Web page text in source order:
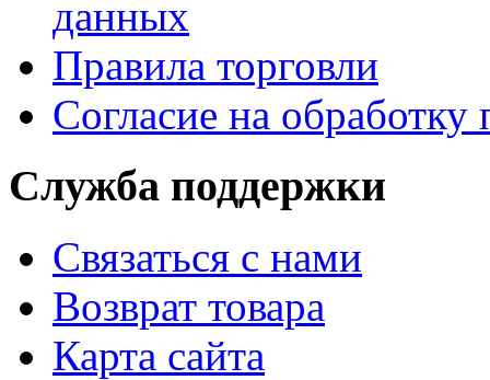
данных
Правила торговли
Согласие на
Служба поддержки
Связаться с нами
Возврат товара
Карта сайта